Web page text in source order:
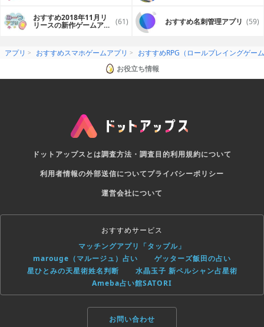
おすすめ2018年11月リ
リースの新作ゲームアプ (61) おすすめ名刺管理アプリ (59)
アプリ おすすめスマホゲームアプリ
おすすめRPG（ロールプレイングゲー
お役立ち情報
ドットアップスとは調査方法・調査目的利用規約について
利用者情報の外部送信についてプライバシーポリシー
運営会社について
おすすめサービス
マッチングアプリ「タップル」
marouge（マルージュ）占い
ゲッターズ飯田の占い
星ひとみの天星術姓名判断
水晶玉子 新ペルシャン占星術
Ameba占い館SATORI
お問い合わせ